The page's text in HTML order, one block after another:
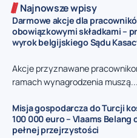
Najnowsze wpisy
Darmowe akcje dla
obowiązkowymi składkami –
wyrok belgijskiego Sądu
Akcje przyznawane
ramach wynagrodzenia muszą...
Misja gospodarcza do Turcji
100 000 euro – Vlaams Belang
pełnej przejrzystości